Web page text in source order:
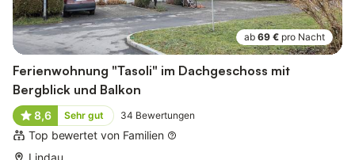
ab 69 € pro Nacht
Ferienwohnung "Tasoli" im Dachgeschoss mit
Bergblick und Balkon
8,6 Sehr gut 34 Bewertungen
Top bewertet von Familien
Lindau